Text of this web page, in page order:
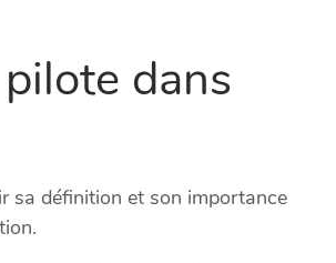
dans
sa définition et son importance